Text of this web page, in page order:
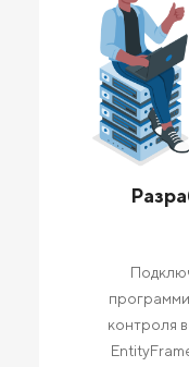
контроля